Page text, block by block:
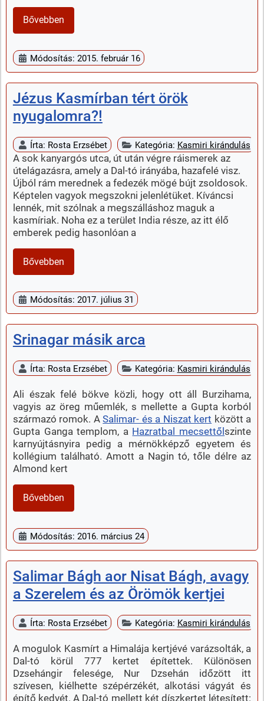
Bővebben
Módosítás: 2015. február 16
Jézus Kasmírban tért örök
nyugalomra?!
Írta: Rosta Erzsébet Kategória: Kasmiri kirándulás
A sok kanyargós utca, út után végre ráismerek az
útelágazásra, amely a Dal-tó irányába, hazafelé visz.
Újból rám merednek a fedezék mögé bújt zsoldosok.
Képtelen vagyok megszokni jelenlétüket. Kíváncsi
lennék, mit szólnak a megszálláshoz maguk a
kasmíriak. Noha ez a terület India része, az itt élő
emberek pedig hasonlóan a
Bővebben
Módosítás: 2017. július 31
Srinagar másik arca
Írta: Rosta Erzsébet Kategória: Kasmiri kirándulás
Ali észak felé bökve közli, hogy ott áll Burzihama,
vagyis az öreg műemlék, s mellette a Gupta korból
származó romok. ASalimar- és a Niszat kert között a
Gupta Ganga templom, a Hazratbal mecsettőlszinte
karnyújtásnyira pedig a mérnökképző egyetem és
kollégium található. Amott a Nagin tó, tőle délre az
Almond kert
Bővebben
Módosítás: 2016. március 24
Salimar Bágh aor Nisat Bágh, avagy
a Szerelem és az Örömök kertjei
Írta: Rosta Erzsébet Kategória: Kasmiri kirándulás
A mogulok Kasmírt a Himalája kertjévé varázsolták, a
Dal-tó körül 777 kertet építettek. Különösen
Dzsehángir felesége, Nur Dzsehán időzött itt
szívesen, kiélhette szépérzékét, alkotási vágyát és
építő kedvét. A Dal-tó mellett két díszkertet létesített: